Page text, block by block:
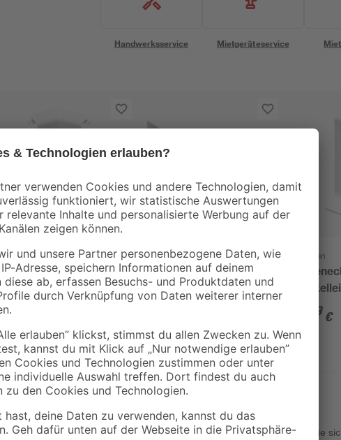
Handwerksservice Mietgeräteservice
Doellken
Innenecke für
Sockelleiste 'System
9' weiß, 1 Stück
3
Kernsockelleiste weiß
255 x 6 x 1,4 cm
4,00 € / Meter
Doellken
9' weiß,
19 €
Die Toom Sauberlaufmatte ist die Wahl für alle, die